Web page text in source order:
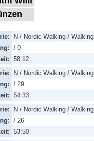
N / Nordic Walking / Walking
/ 0
58:12
N / Nordic Walking / Walking
/ 29
54:33
N / Nordic Walking / Walking
/ 26
53:50